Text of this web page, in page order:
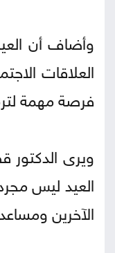
وأضاف أن
العلاقات
فرصة مهمة
ويرى الدكتور
العيد ليس
الآخرين